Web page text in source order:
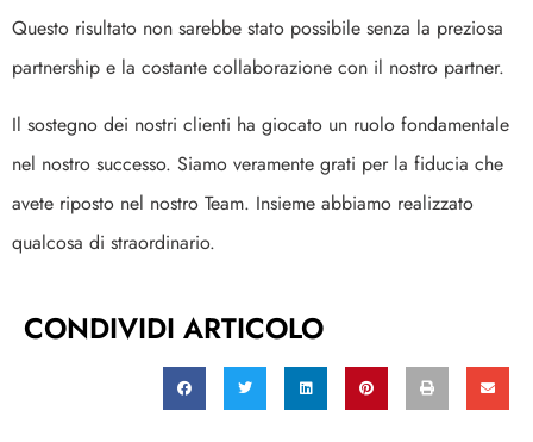
Questo risultato non sarebbe stato possibile senza la preziosa
partnership e la costante collaborazione con il nostro partner.
Il sostegno dei nostri clienti ha giocato un ruolo fondamentale
nel nostro successo. Siamo veramente grati per la fiducia che
avete riposto nel nostro Team. Insieme abbiamo realizzato
qualcosa di straordinario.
CONDIVIDI ARTICOLO